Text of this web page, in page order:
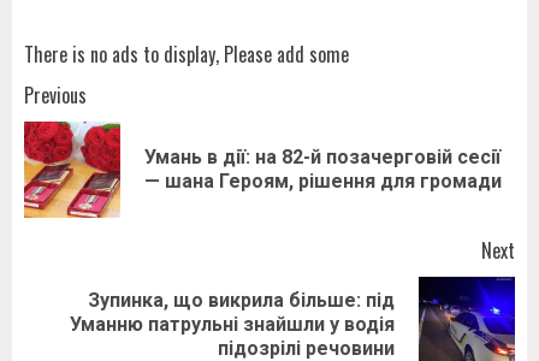
There is no ads to display, Please add some
Post
navigation
Previous
Умань в дії: на 82-й позачерговій сесії
— шана Героям, рішення для громади
Next
Зупинка, що викрила більше: під
Уманню патрульні знайшли у водія
підозрілі речовини